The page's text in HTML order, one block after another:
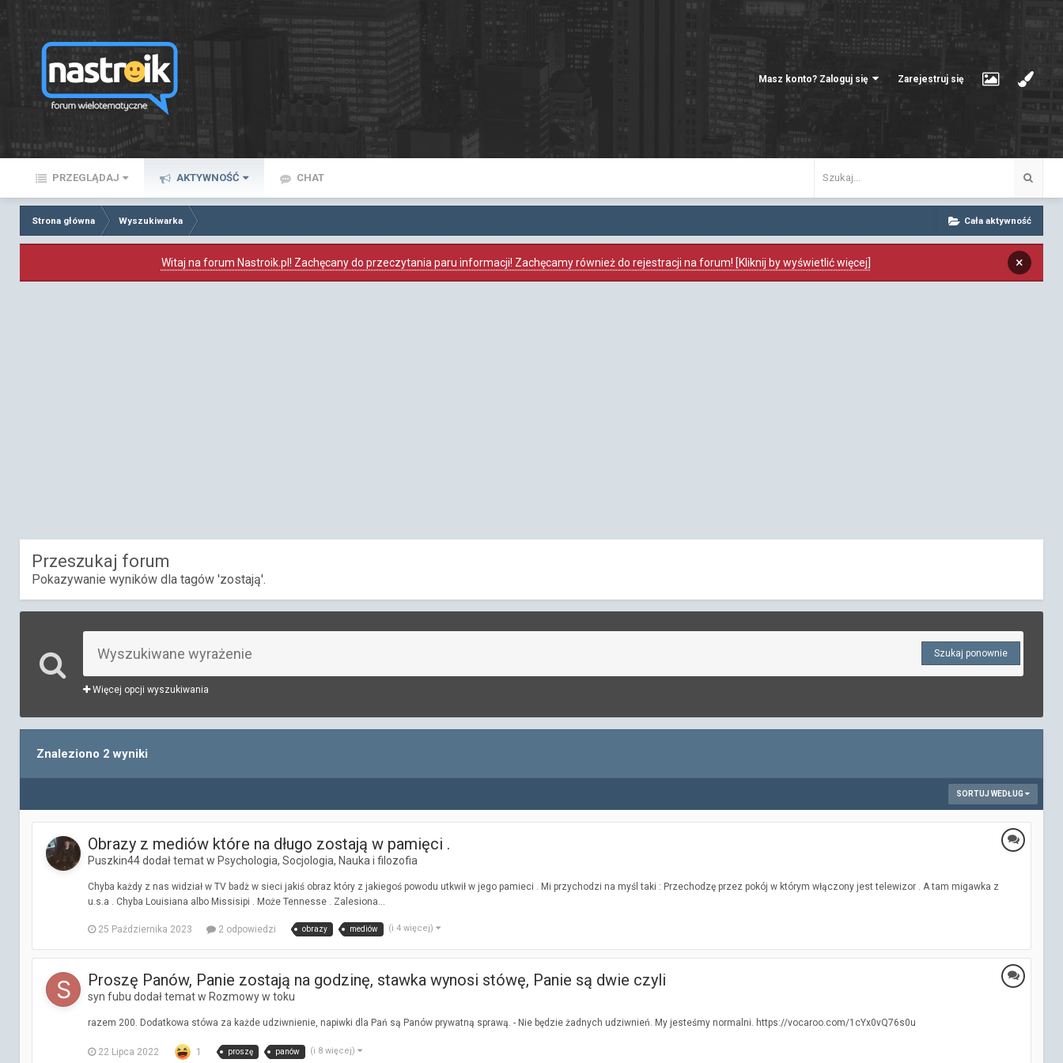
Masz konto? Zaloguj się Zarejestruj się
PRZEGLĄDAJ AKTYWNOŚĆ CHAT
Cała aktywność
Strona główna Wyszukiwarka
Witaj na forum Nastroik.pl! Zachęcany do przeczytania paru informacji! Zachęcamy również do rejestracji na forum! [Kliknij by wyświetlić więcej] ×
Przeszukaj forum
Pokazywanie wyników dla tagów 'zostają'.
Szukaj ponownie
Więcej opcji wyszukiwania
Znaleziono 2 wyniki
SORTUJ WEDŁUG
Obrazy z mediów które na długo zostają w pamięci .
Puszkin44 dodał temat w Psychologia, Socjologia, Nauka i filozofia
Chyba każdy z nas widział w TV badż w sieci jakiś obraz który z jakiegoś powodu utkwił w jego pamieci . Mi przychodzi na myśl taki : Przechodzę przez pokój w którym włączony jest telewizor . A tam migawka z
u.s.a . Chyba Louisiana albo Missisipi . Może Tennesse . Zalesiona...
25 Października 2023 2 odpowiedzi obrazy mediów (i 4 więcej)
Proszę Panów, Panie zostają na godzinę, stawka wynosi stówę, Panie są dwie czyli
syn fubu dodał temat w Rozmowy w toku
razem 200. Dodatkowa stówa za każde udziwnienie, napiwki dla Pań są Panów prywatną sprawą. - Nie będzie żadnych udziwnień. My jesteśmy normalni. https://vocaroo.com/1cYx0vQ76s0u
22 Lipca 2022 1 proszę panów (i 8 więcej)